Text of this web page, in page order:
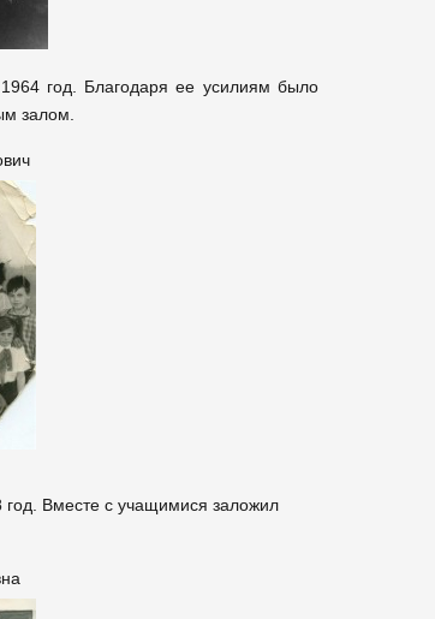
год. Благодаря ее усилиям было
залом.
Вместе с учащимися заложил